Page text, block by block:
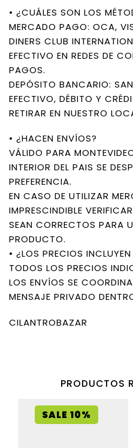
• ¿CUÁLES SON LOS
MERCADO PAGO: OCA,
DINERS CLUB
EFECTIVO EN REDES DE
PAGOS.
DEPÓSITO BANCARIO:
EFECTIVO, DÉBITO Y
RETIRAR EN NUESTRO
• ¿HACEN ENVÍOS?
VÁLIDO PARA
INTERIOR DEL PAIS SE
PREFERENCIA.
EN CASO DE UTILIZAR
IMPRESCINDIBLE
SEAN CORRECTOS PARA
PRODUCTO.
• ¿LOS PRECIOS
TODOS LOS PRECIOS
LOS ENVÍOS SE
MENSAJE PRIVADO
CILANTROBAZAR
PRODUCTOS
SALE 10%